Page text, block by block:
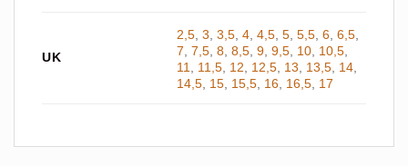
UK
2,5 ,3 ,3,5 ,4 ,4,5 ,5 ,5,5 ,6 ,6,5
7 ,7,5 ,8 ,8,5 ,9 ,9,5 10 10,5
11
11,5 12 12,5 13 13,5 14
14,5 15 15,5 16 16,5 17